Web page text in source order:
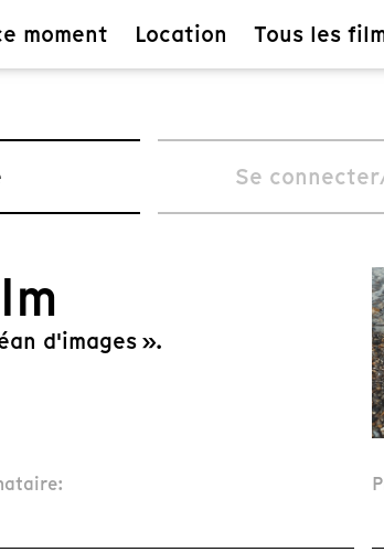
moment Location Tous les
Se
d'images ».